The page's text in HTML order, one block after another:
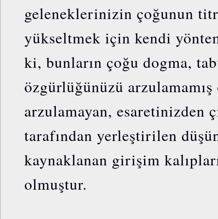
geleneklerinizin çoğunun
yükseltmek için kendi
ki, bunların çoğu dogma,
özgürlüğünüzü
arzulamayan, esaretinizden
tarafından yerleştirilen
kaynaklanan girişim
olmuştur.